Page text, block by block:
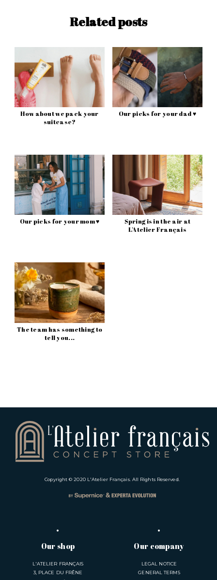
Related posts
How about we pack your
suitcase?
Our picks for your dad ♥
Our picks for your mom ♥
Spring is in the air at
L'Atelier Français
The team has something to
tell you...
Copyright © 2020 L'Atelier Français. All Rights Reserved.
Our shop
L'ATELIER FRANÇAIS
3, PLACE DU FRÊNE
Our company
LEGAL NOTICE
GENERAL TERMS